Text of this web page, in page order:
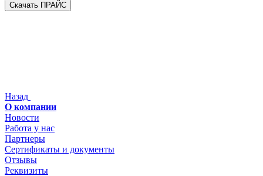
Скачать ПРАЙС
Назад
О компании
Новости
Работа у нас
Партнеры
Сертификаты и документы
Отзывы
Реквизиты